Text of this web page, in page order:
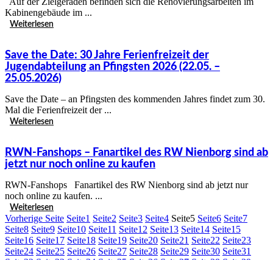
Kabinengebäude im ...
Weiterlesen
Save the Date: 30 Jahre Ferienfreizeit der
Jugendabteilung an Pfingsten 2026 (22.05. –
25.05.2026)
Save the Date – an Pfingsten des kommenden Jahres findet zum 30.
Mal die Ferienfreizeit der ...
Weiterlesen
RWN-Fanshops – Fanartikel des RW Nienborg sind ab
jetzt nur noch online zu kaufen
RWN-Fanshops Fanartikel des RW Nienborg sind ab jetzt nur
noch online zu kaufen. ...
Weiterlesen
Vorherige Seite Seite1 Seite2 Seite3 Seite4 Seite5 Seite6 Seite7
Seite8 Seite9 Seite10 Seite11 Seite12 Seite13 Seite14 Seite15
Seite16 Seite17 Seite18 Seite19 Seite20 Seite21 Seite22 Seite23
Seite24 Seite25 Seite26 Seite27 Seite28 Seite29 Seite30 Seite31